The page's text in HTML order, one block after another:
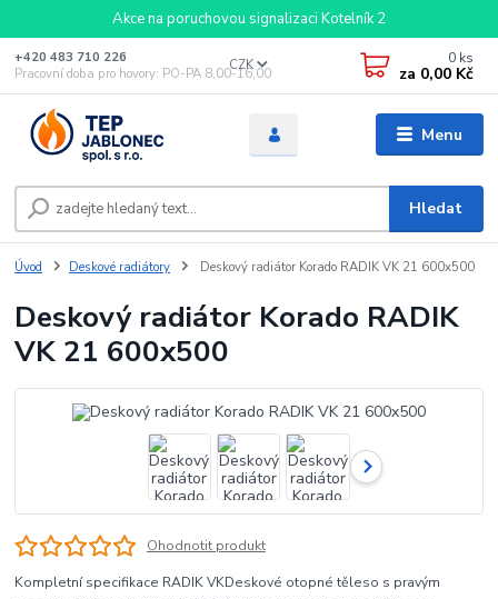
Akce na poruchovou signalizaci Kotelník 2
Menu
CZK
Hledat
+420 483 710 226
Pracovní doba pro hovory: PO-PA 8,00-16,00
0 ks
za 0,00 Kč
Úvod Deskové radiátory Deskový radiátor Korado RADIK VK 21 600x500
Deskový radiátor Korado RADIK
VK 21 600x500
Ohodnotit produkt
Kompletní specifikace RADIK VKDeskové otopné těleso s pravým